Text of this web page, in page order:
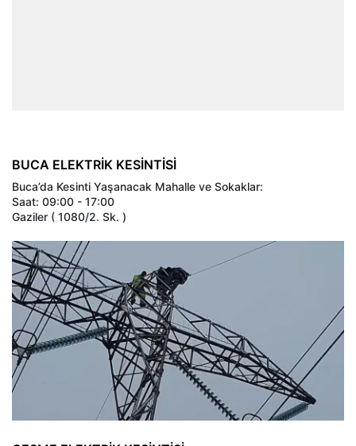
BUCA ELEKTRİK KESİNTİSİ
Buca’da Kesinti Yaşanacak Mahalle ve Sokaklar:
Saat: 09:00 - 17:00
Gaziler ( 1080/2. Sk. )